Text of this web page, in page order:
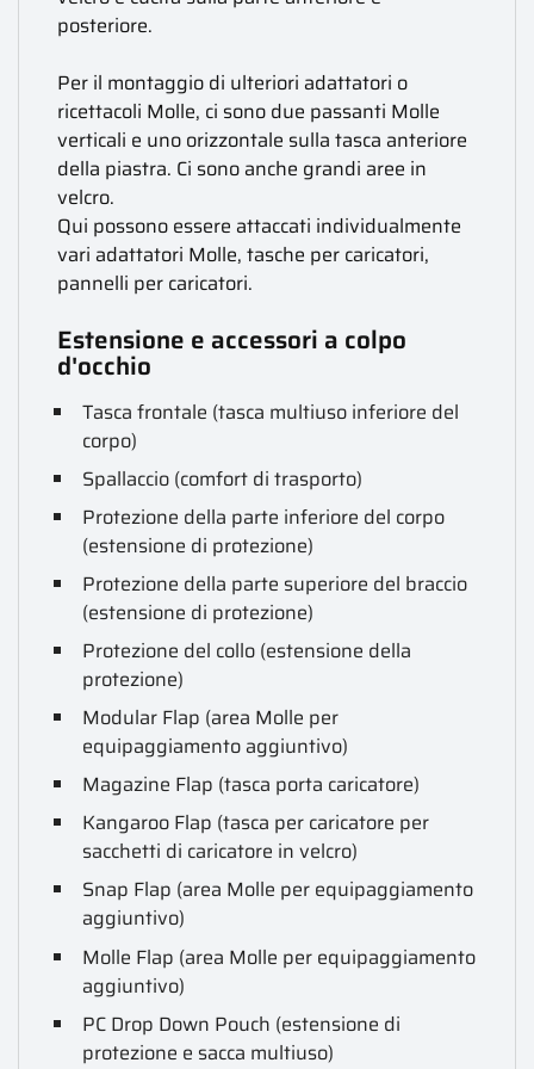
posteriore.
Per il montaggio di ulteriori adattatori o
ricettacoli Molle, ci sono due passanti Molle
verticali e uno orizzontale sulla tasca anteriore
della piastra. Ci sono anche grandi aree in
velcro.
Qui possono essere attaccati individualmente
vari adattatori Molle, tasche per caricatori,
pannelli per caricatori.
Estensione e accessori a colpo
d'occhio
Tasca frontale (tasca multiuso inferiore del
corpo)
Spallaccio (comfort di trasporto)
Protezione della parte inferiore del corpo
(estensione di protezione)
Protezione della parte superiore del braccio
(estensione di protezione)
Protezione del collo (estensione della
protezione)
Modular Flap (area Molle per
equipaggiamento aggiuntivo)
Magazine Flap (tasca porta caricatore)
Kangaroo Flap (tasca per caricatore per
sacchetti di caricatore in velcro)
Snap Flap (area Molle per equipaggiamento
aggiuntivo)
Molle Flap (area Molle per equipaggiamento
aggiuntivo)
PC Drop Down Pouch (estensione di
protezione e sacca multiuso)